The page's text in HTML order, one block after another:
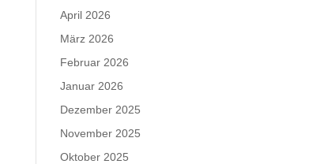
April 2026
März 2026
Februar 2026
Januar 2026
Dezember 2025
November 2025
Oktober 2025